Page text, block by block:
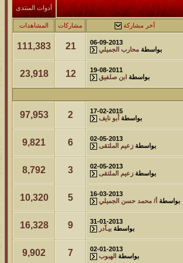
آخر مشاركة
آخر رد:محمد الخضيري
آخر مشاركة
محمد الخضيري
آخر رد:احمد جابر
آخر مشاركة
آخر رد: خلف المهدي
آخر مشاركة
آخر رد:ابن صلفيق
آخر مشاركة
آخر رد:الميآسية
أدوات المنتدى
آخر مشاركة مشاركات المشاهدات
06-09-2013
بواسطة محارب الجميلي 21
111,383
19-08-2011
بواسطة ابن صلفيق 12
23,918
17-02-2015
بواسطة أبو نايف 2
97,953
02-05-2013
بواسطة زعيم الملتقى 6
9,821
02-05-2013
بواسطة زعيم الملتقى 3
8,792
16-03-2013
بواسطة أ/ محمد حسن الجميلي 5
10,320
31-01-2013
بواسطة بيـآدر 9
16,328
02-01-2013
بواسطة الهبوب 7
9,902